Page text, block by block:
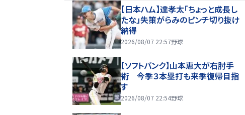
【日本ハム】達孝太「ちょっと成長し
たな」失策がらみのピンチ切り抜け
納得
2026/08/07 22:57野球
【ソフトバンク】山本恵大が右肘手
術 今季３本塁打も来季復帰目指
す
2026/08/07 22:54野球